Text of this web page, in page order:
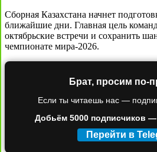
Сборная Казахстана начнет
ближайшие дни. Главная цель
октябрьские встречи и сохранить
чемпионате мира-2026.
Брат, просим по-
Если ты читаешь нас —
Добьём 5000 подписчиков —
Перейти в